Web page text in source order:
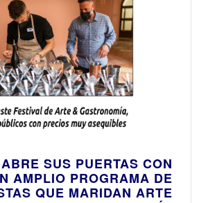
SUS PUERTAS CON
AMPLIO PROGRAMA DE
QUE MARIDAN ARTE